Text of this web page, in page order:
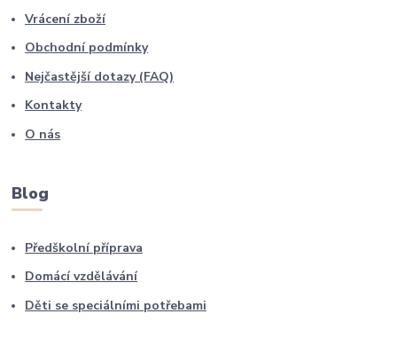
Vrácení zboží
Obchodní podmínky
Nejčastější dotazy (FAQ)
Kontakty
O nás
Blog
Předškolní příprava
Domácí vzdělávání
Děti se speciálními potřebami